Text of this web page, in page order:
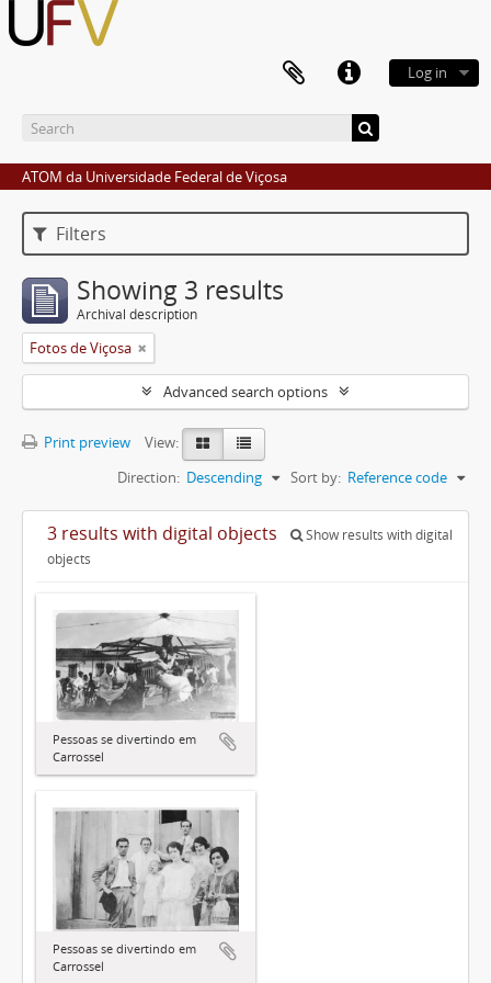
Log in
ATOM da Universidade Federal de Viçosa
Filters
Showing 3 results
Archival description
Fotos de Viçosa
Advanced search options
Print preview
View:
Sort by: Reference code
Direction: Descending
3 results with digital objects
Show results with digital
objects
Pessoas se divertindo em
Carrossel
Pessoas se divertindo em
Carrossel